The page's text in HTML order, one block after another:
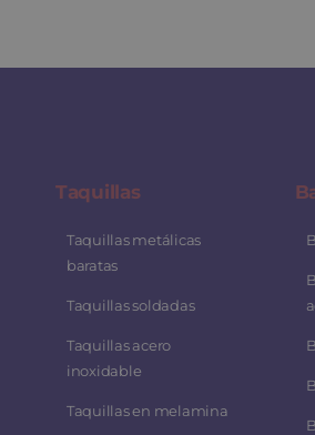
Taquillas
Taquillas metálicas
baratas
Taquillas soldadas
Taquillas acero
inoxidable
Taquillas en melamina